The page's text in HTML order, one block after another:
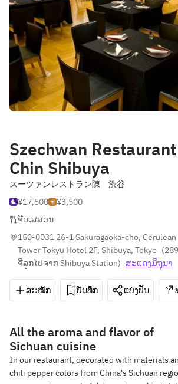
Szechwan Restaurant
Chin Shibuya
スーツァンレストラン陳 渋谷
¥17,500
¥3,500
ຈີນເສສວນ
150-0031 26-1 Sakuragaoka-cho, Cerulean
Tower Tokyu Hotel 2F, Shibuya, Tokyo (
ຈີ່ລູກໄປຈາກ Shibuya Station) ສະ​ແດງ​ມິ​ຖຸນາ
ສະໝັກ ບັນທຶກ ແບ່ງປັນ
All the aroma and flavor of
Sichuan cuisine
In our restaurant, decorated with materials
chili pepper colors from China's Sichuan